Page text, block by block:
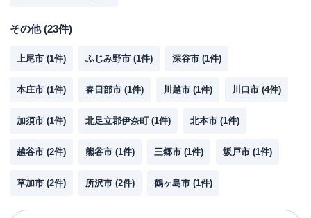
その他(23件)
上尾市 (1件) ふじみ野市 (1件) 深谷市 (1件)
本庄市 (1件) 春日部市 (1件) 川越市 (1件) 川口市 (4件)
加須市 (1件) 北足立郡伊奈町 (1件) 北本市 (1件)
越谷市 (2件) 熊谷市 (1件) 三郷市 (1件) 坂戸市 (1件)
草加市 (2件) 所沢市 (2件) 鶴ヶ島市 (1件)